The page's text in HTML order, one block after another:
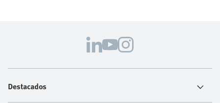
Destacados